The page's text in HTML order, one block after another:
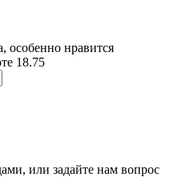
особенно нравится
18.75
или задайте нам вопрос